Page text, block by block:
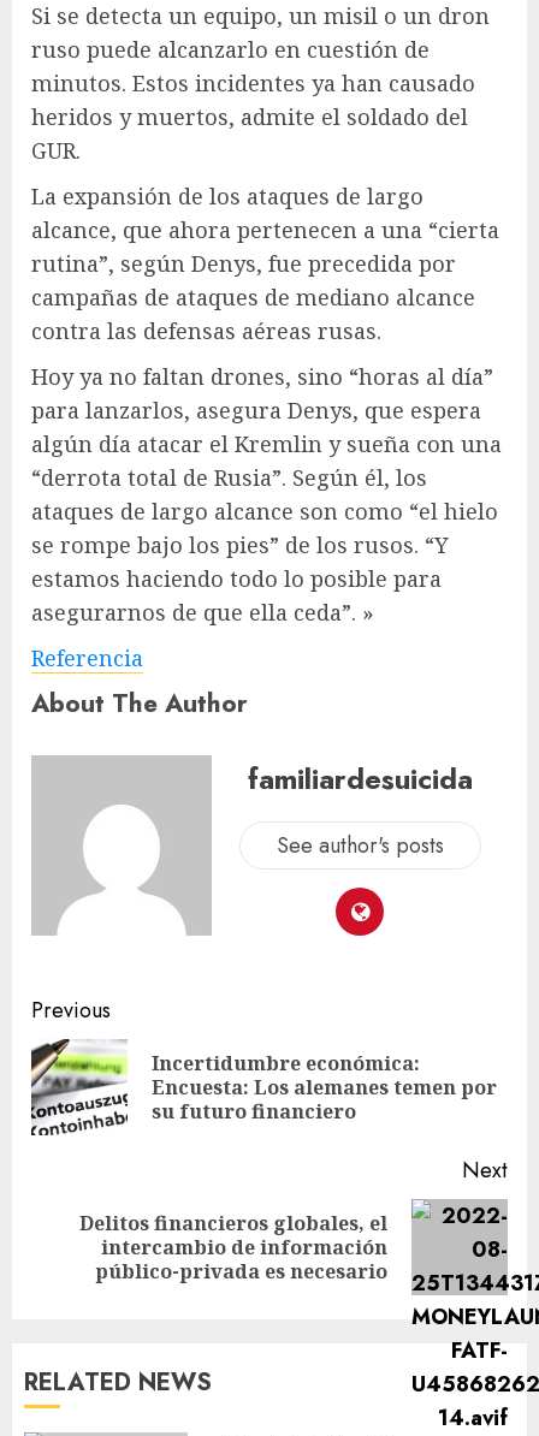
Si se detecta un equipo, un misil o un dron
ruso puede alcanzarlo en cuestión de
minutos. Estos incidentes ya han causado
heridos y muertos, admite el soldado del
GUR.
La expansión de los ataques de largo
alcance, que ahora pertenecen a una “cierta
rutina”, según Denys, fue precedida por
campañas de ataques de mediano alcance
contra las defensas aéreas rusas.
Hoy ya no faltan drones, sino “horas al día”
para lanzarlos, asegura Denys, que espera
algún día atacar el Kremlin y sueña con una
“derrota total de Rusia”. Según él, los
ataques de largo alcance son como “el hielo
se rompe bajo los pies” de los rusos. “Y
estamos haciendo todo lo posible para
asegurarnos de que ella ceda”. »
Referencia
About The Author
familiardesuicida
See author's posts
Previous
Incertidumbre económica:
Encuesta: Los alemanes temen por
su futuro financiero
Next
Delitos financieros globales, el
intercambio de información
público-privada es necesario
RELATED NEWS